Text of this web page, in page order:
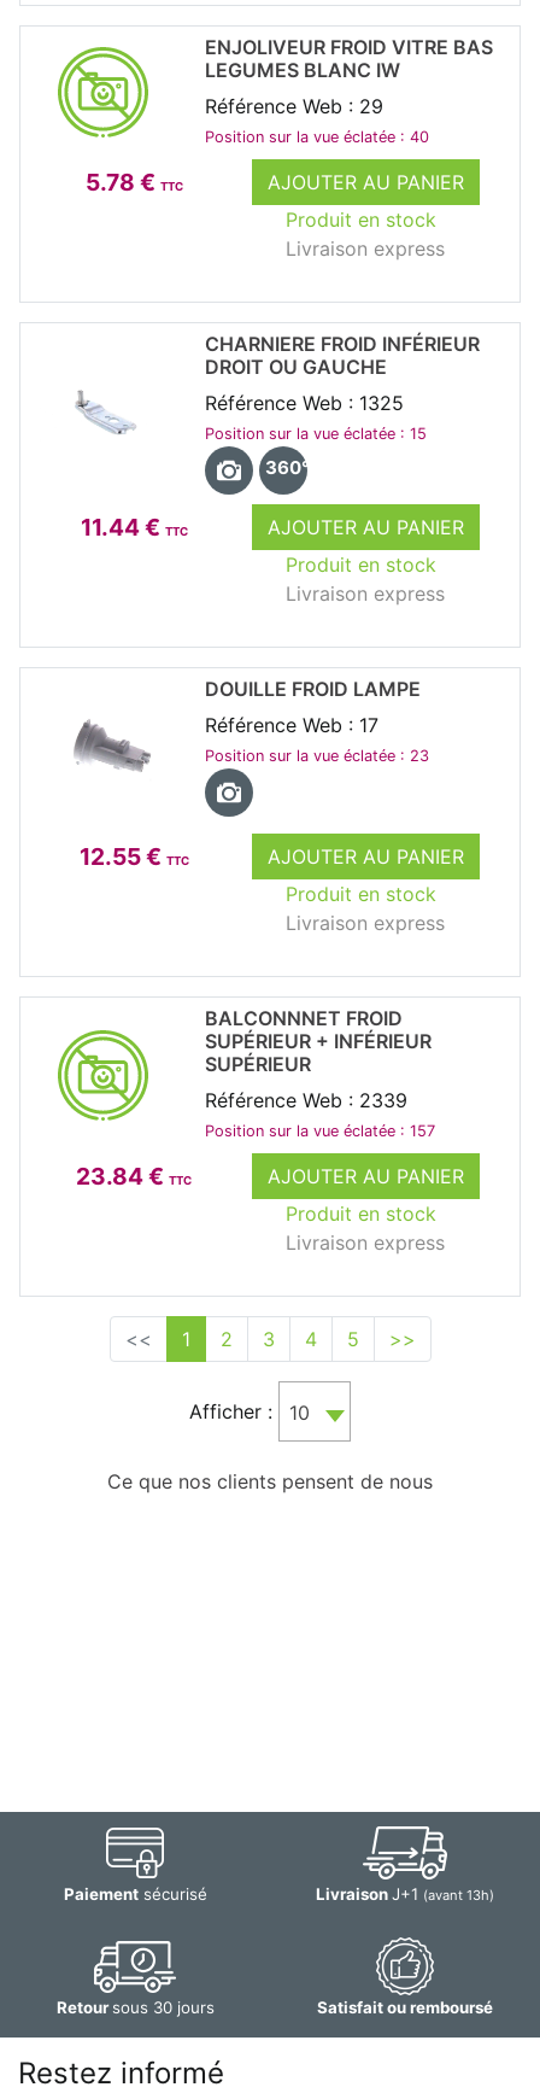
5.78 € TTC
AJOUTER AU PANIER
Produit en stock
Livraison express
ENJOLIVEUR FROID VITRE BAS
LEGUMES BLANC IW
Référence Web : 29
Position sur la vue éclatée : 40
11.44 € TTC
AJOUTER AU PANIER
Produit en stock
Livraison express
CHARNIERE FROID INFÉRIEUR
DROIT OU GAUCHE
Référence Web : 1325
Position sur la vue éclatée : 15
360°
12.55 € TTC
AJOUTER AU PANIER
Produit en stock
Livraison express
DOUILLE FROID LAMPE
Référence Web : 17
Position sur la vue éclatée : 23
23.84 € TTC
AJOUTER AU PANIER
Produit en stock
Livraison express
BALCONNNET FROID
SUPÉRIEUR + INFÉRIEUR
SUPÉRIEUR
Référence Web : 2339
Position sur la vue éclatée : 157
<< 1 2 3 4 5 >>
Afficher : 10
Ce que nos clients pensent de nous
Paiementsécurisé LivraisonJ+1 (avant 13h)
Retoursous 30 jours Satisfait ou remboursé
Restez informé